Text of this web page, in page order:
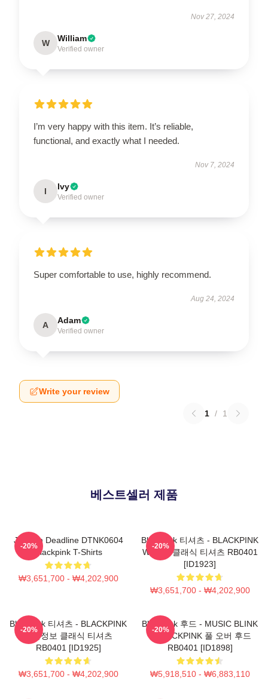
Nov 27, 2024
W William
Verified owner
I’m very happy with this item. It’s reliable,
functional, and exactly what I needed.
Nov 7, 2024
I Ivy
Verified owner
Super comfortable to use, highly recommend.
Aug 24, 2024
A Adam
Verified owner
Write your review
1 / 1
베스트셀러 제품
Jisoo In Deadline DTNK0604
Blackpink T-Shirts
₩3,651,700 - ₩4,202,900
-20%
Blackpink 티셔츠 - BLACKPINK
Whistle 클래식 티셔츠 RB0401
[ID1923]
₩3,651,700 - ₩4,202,900
-20%
Blackpink 티셔츠 - BLACKPINK
제품정보 클래식 티셔츠
RB0401 [ID1925]
₩3,651,700 - ₩4,202,900
-20%
Blackpink 후드 - MUSIC BLINK
:: BLACKPINK 풀 오버 후드
RB0401 [ID1898]
₩5,918,510 - ₩6,883,110
-20%